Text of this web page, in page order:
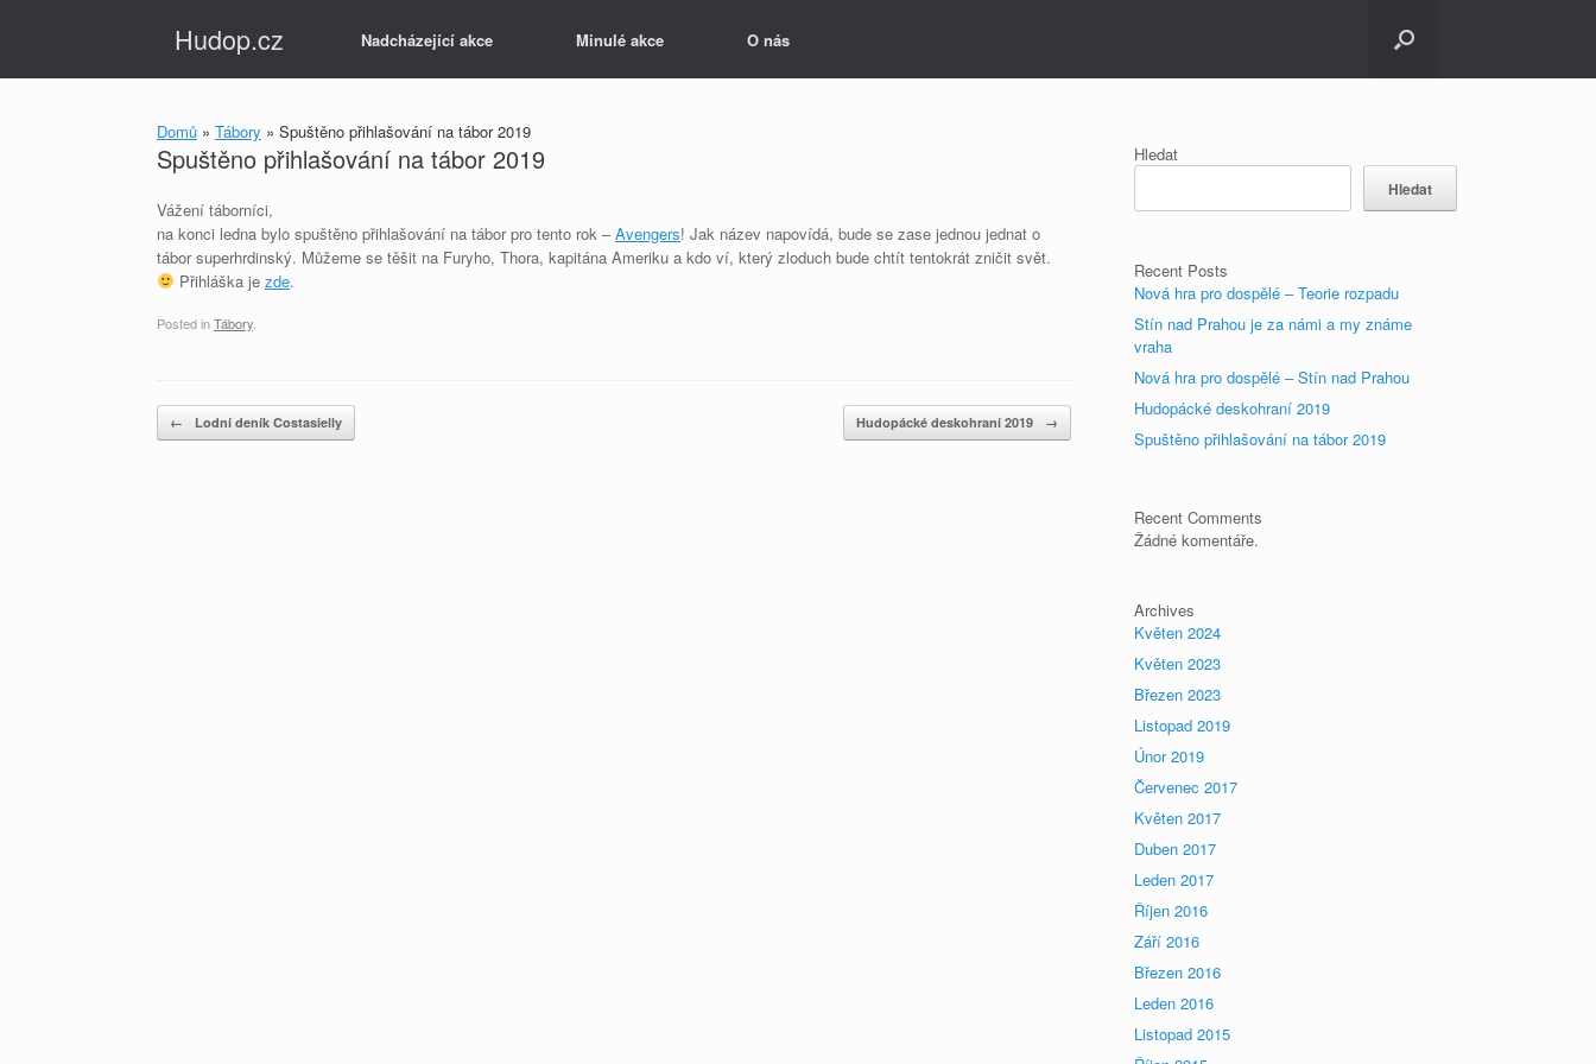
Hudop.cz Nadcházející akce Minulé akce O nás
Domů » Tábory » Spuštěno přihlašování na tábor 2019
Spuštěno přihlašování na tábor 2019
Vážení táborníci,
na konci ledna bylo spuštěno přihlašování na tábor pro tento rok –Avengers! Jak název napovídá, bude se zase jednou jednat o
tábor superhrdinský. Můžeme se těšit na Furyho, Thora, kapitána Ameriku a kdo ví, který zloduch bude chtít tentokrát zničit svět.
Přihláška je zde.
Posted inTábory
Post navigation
← Lodní deník Costasielly Hudopácké deskohraní 2019 →
Hledat
Hledat
Recent Posts
Nová hra pro dospělé – Teorie rozpadu
Stín nad Prahou je za námi a my známe
vraha
Nová hra pro dospělé – Stín nad Prahou
Hudopácké deskohraní 2019
Spuštěno přihlašování na tábor 2019
Recent Comments
Žádné komentáře.
Archives
Květen 2024
Květen 2023
Březen 2023
Listopad 2019
Únor 2019
Červenec 2017
Květen 2017
Duben 2017
Leden 2017
Říjen 2016
Září 2016
Březen 2016
Leden 2016
Listopad 2015